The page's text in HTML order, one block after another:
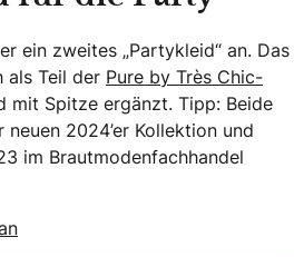
ein zweites „Partykleid“ an. Das
als Teil der Pure by Très Chic-
mit Spitze ergänzt. Tipp: Beide
2024’er Kollektion und
im Brautmodenfachhandel